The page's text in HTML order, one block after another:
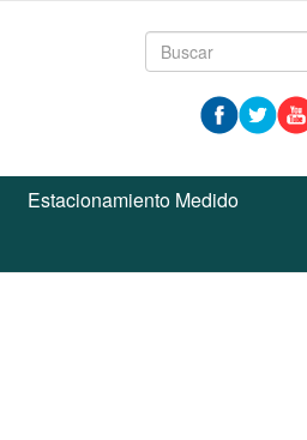
Formulario
búsqueda
Estacionamiento Medido